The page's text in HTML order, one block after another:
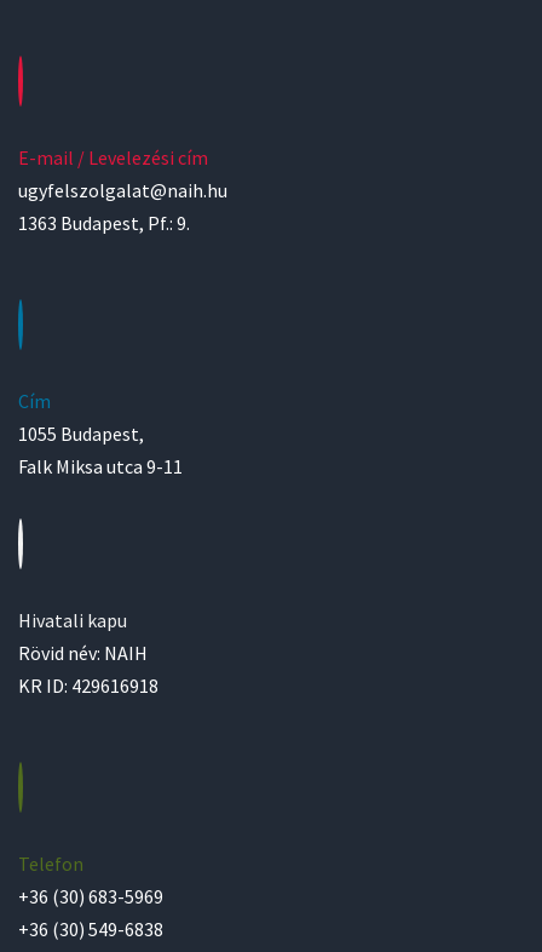
E-mail / Levelezési cím
ugyfelszolgalat@naih.hu
1363 Budapest, Pf.: 9.
Cím
1055 Budapest,
Falk Miksa utca 9-11
Hivatali kapu
Rövid név: NAIH
KR ID: 429616918
Telefon
+36 (30) 683-5969
+36 (30) 549-6838